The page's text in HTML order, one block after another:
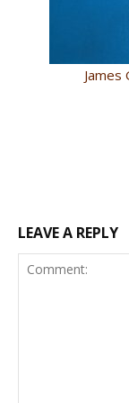
James
LEAVE A REPLY